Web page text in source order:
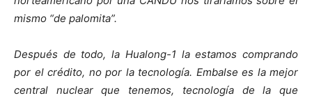
mismo “de palomita”.
Después de todo, la Hualong-1 la estamos comprando
por el crédito, no por la tecnología. Embalse es la mejor
central nuclear que tenemos, tecnología de la que